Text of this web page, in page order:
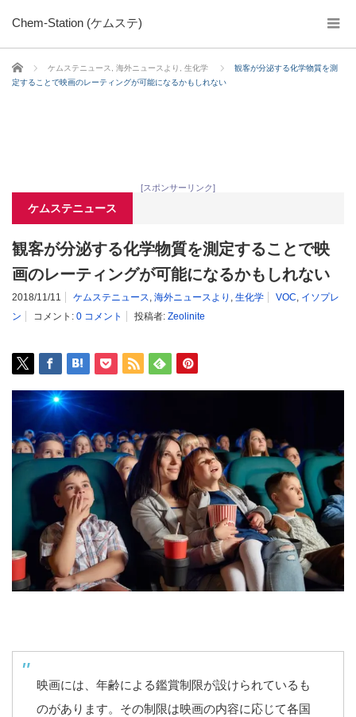
Chem-Station (ケムステ)
ホーム ケムステニュース 海外ニュースより 生化学
観客が分泌する化学物質を測
定することで映画のレーティングが可能になるかもしれない
[スポンサーリンク]
ケムステニュース
観客が分泌する化学物質を測定することで映
画のレーティングが可能になるかもしれない
2018/11/11 ケムステニュース, 海外ニュースより , 生化学 VOC, イソプレ
ン
コメント: 0 コメント 投稿者: Zeolinite
映画には、年齢による鑑賞制限が設けられているも
のがあります。その制限は映画の内容に応じて各国